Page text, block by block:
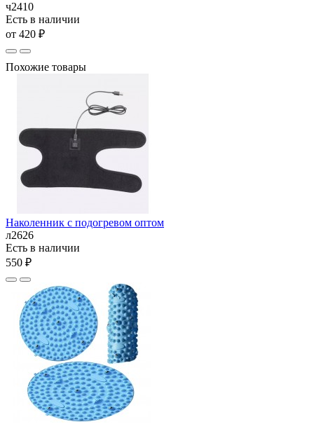
ч2410
Есть в наличии
от 420 ₽
Похожие товары
Наколенник с подогревом оптом
л2626
Есть в наличии
550 ₽